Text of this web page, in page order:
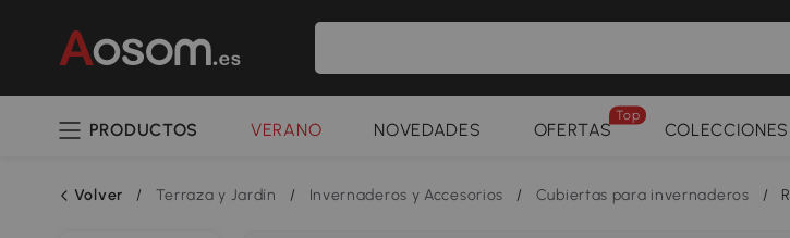
PRODUCTOS VERANO NOVEDADES OFERTAS
Top
COLECCIONES
Volver / Terraza y Jardín / Invernaderos y Accesorios / Cubiertas para invernaderos /